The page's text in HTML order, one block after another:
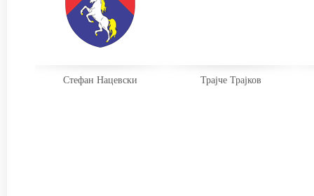
Стефан Нацевски Трајче Трајков